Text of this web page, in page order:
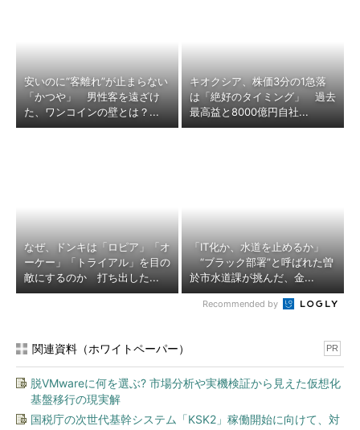
安いのに“客離れ”が止まらない
「かつや」 男性客を遠ざけ
た、ワンコインの壁とは？...
キオクシア、株価3分の1急落
は「絶好のタイミング」 過去
最高益と8000億円自社...
なぜ、ドンキは「ロピア」「オ
ーケー」「トライアル」を目の
敵にするのか 打ち出した...
「IT化か、水道を止めるか」
“ブラック部署”と呼ばれた曽
於市水道課が挑んだ、金...
Recommended by
関連資料（ホワイトペーパー） PR
脱VMwareに何を選ぶ? 市場分析や実機検証から見えた仮想化
基盤移行の現実解
国税庁の次世代基幹システム「KSK2」稼働開始に向けて、対